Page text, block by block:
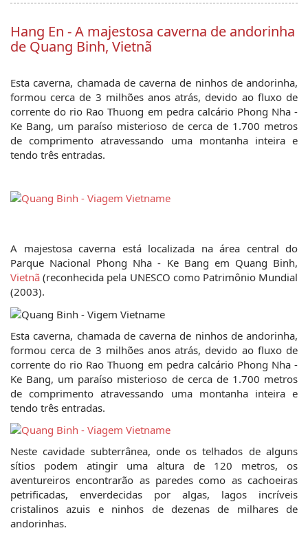
Hang En - A majestosa caverna de andorinha
de Quang Binh, Vietnã
Esta caverna, chamada de caverna de ninhos de andorinha,
formou cerca de 3 milhões anos atrás, devido ao fluxo de
corrente do rio Rao Thuong em pedra calcário Phong Nha -
Ke Bang, um paraíso misterioso de cerca de 1.700 metros
de comprimento atravessando uma montanha inteira e
tendo três entradas.
A majestosa caverna está localizada na área central do
Vietnã (reconhecida pela UNESCO como Patrimônio Mundial
(2003).
Esta caverna, chamada de caverna de ninhos de andorinha,
formou cerca de 3 milhões anos atrás, devido ao fluxo de
corrente do rio Rao Thuong em pedra calcário Phong Nha -
Ke Bang, um paraíso misterioso de cerca de 1.700 metros
de comprimento atravessando uma montanha inteira e
tendo três entradas.
Neste cavidade subterrânea, onde os telhados de alguns
sítios podem atingir uma altura de 120 metros, os
aventureiros encontrarão as paredes como as cachoeiras
petrificadas, enverdecidas por algas, lagos incríveis
cristalinos azuis e ninhos de dezenas de milhares de
andorinhas.